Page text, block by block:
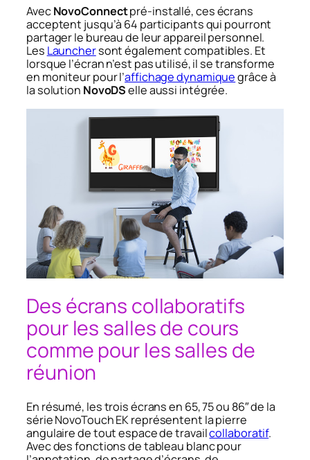
AvecNovoConnectpré-installé, ces écrans
acceptent jusqu’à 64 participants qui pourront
partager le bureau de leur appareil personnel.
Les Launchersont également compatibles. Et
lorsque l’écran n’est pas utilisé, il se transforme
en moniteur pour l’affichage dynamiquegrâce à
la solution NovoDSelle aussi intégrée.
Des écrans collaboratifs
pour les salles de cours
comme pour les salles de
réunion
En résumé, les trois écrans en 65, 75 ou 86″ de la
série NovoTouch EK représentent la pierre
angulaire de tout espace de travailcollaboratif.
Avec des fonctions de tableau blanc pour